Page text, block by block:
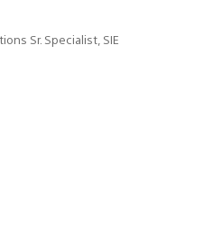
Sr. Specialist, SIE